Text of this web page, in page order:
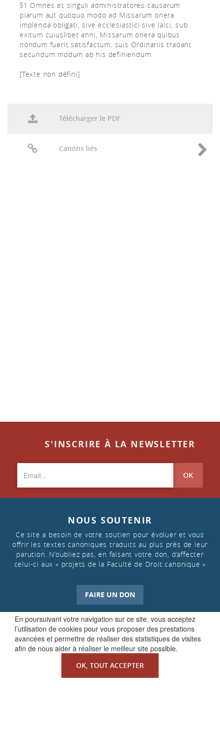
En poursuivant votre navigation sur ce site, vous acceptez
l’utilisation de cookies pour vous proposer des prestations
avancées et permettre de réaliser des statistiques de visites
afin de nous aider à réaliser le meilleur site possible.
OK, TOUT ACCEPTER
§1 Omnes et singuli administratores causarum
piarum aut quoquo modo ad Missarum onera
implenda obligati, sive ecclesiastici sive laici, sub
exitum cuiuslibet anni, Missarum onera quibus
nondum fuerit satisfactum, suis Ordinariis tradant
secundum modum ab his definiendum.
[Texte non défini]
Télécharger le PDF
Canons liés
S'INSCRIRE À LA NEWSLETTER
OK
NOUS SOUTENIR
Ce site a besoin de votre soutien pour évoluer et vous
offrir les textes canoniques traduits au plus près de leur
parution. N’oubliez pas, en faisant votre don, d’affecter
celui-ci aux « projets de la Faculté de Droit canonique »
FAIRE UN DON